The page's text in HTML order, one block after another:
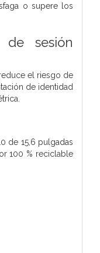
o supere los
sesión
el riesgo de
de identidad
de 15,6 pulgadas
100 % reciclable